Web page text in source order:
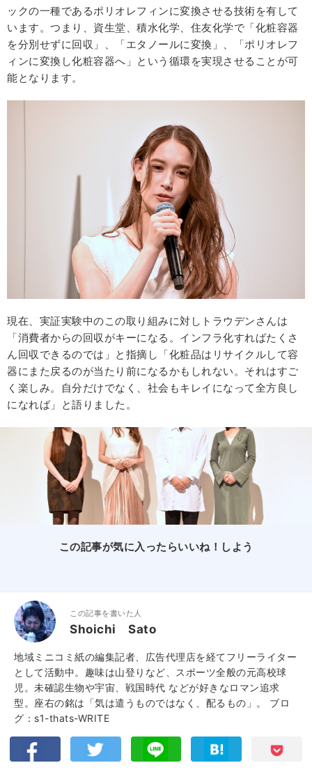
ックの一種であるポリオレフィンに変換させる技術を有して
います。つまり、資生堂、積水化学、住友化学で「化粧容器
を分別せずに回収」、「エタノールに変換」、「ポリオレフ
ィンに変換し化粧容器へ」という循環を実現させることが可
能となります。
現在、実証実験中のこの取り組みに対しトラウデンさんは
「消費者からの回収がキーになる。インフラ化すればたくさ
ん回収できるのでは」と指摘し「化粧品はリサイクルして容
器にまた戻るのが当たり前になるかもしれない。それはすご
く楽しみ。自分だけでなく、社会もキレイになって全方良し
になれば」と語りました。
この記事が気に入ったらいいね！しよう
この記事を書いた人
Shoichi Sato
地域ミニコミ紙の編集記者、広告代理店を経てフリーライター
として活動中。趣味は山登りなど、スポーツ全般の元高校球
児。未確認生物や宇宙、戦国時代 などが好きなロマン追求
型。座右の銘は「気は遣うものではなく、配るもの」。 ブロ
グ：s1-thats-WRITE